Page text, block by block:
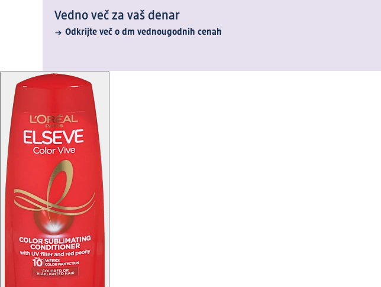
Vedno več za vaš denar
Odkrijte več o dm vednougodnih cenah